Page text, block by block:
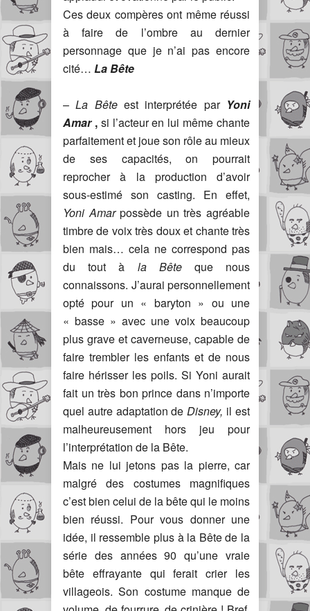
Ces deux compères ont même réussi
à faire de l’ombre au dernier
personnage que je n’ai pas encore
cité… La Bête
–La Bêteest interprétée par Yoni
Amar, si l’acteur en lui même chante
parfaitement et joue son rôle au mieux
de ses capacités, on pourrait
reprocher à la production d’avoir
sous-estimé son casting. En effet,
Yoni Amarpossède un très agréable
timbre de voix très doux et chante très
bien mais… cela ne correspond pas
du tout à la Bêteque nous
connaissons. J’aurai personnellement
opté pour un « baryton » ou une
« basse » avec une voix beaucoup
plus grave et caverneuse, capable de
faire trembler les enfants et de nous
faire hérisser les poils. Si Yoni aurait
fait un très bon prince dans n’importe
quel autre adaptation deDisney, il est
malheureusement hors jeu pour
l’interprétation de la Bête.
Mais ne lui jetons pas la pierre, car
malgré des costumes magnifiques
c’est bien celui de la bête qui le moins
bien réussi. Pour vous donner une
idée, il ressemble plus à la Bête de la
série des années 90 qu’une vraie
bête effrayante qui ferait crier les
villageois. Son costume manque de